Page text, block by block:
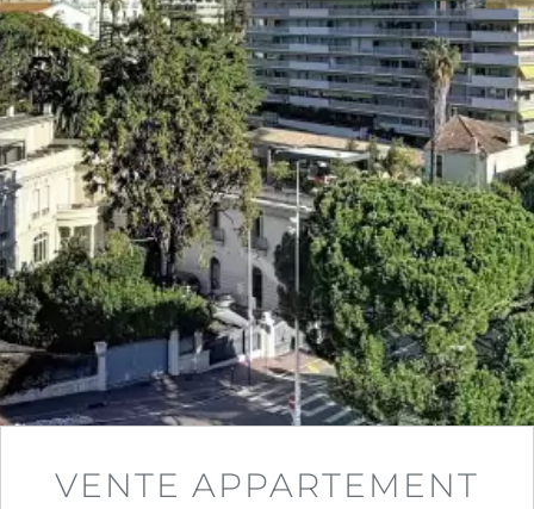
VENTE APPARTEMENT